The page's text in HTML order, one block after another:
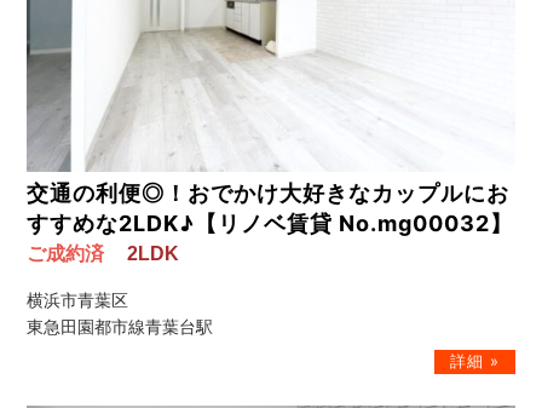
交通の利便◎！おでかけ大好きなカップルにお
すすめな2LDK♪【リノベ賃貸 No.mg00032】
ご成約済 2LDK
横浜市青葉区
東急田園都市線青葉台駅